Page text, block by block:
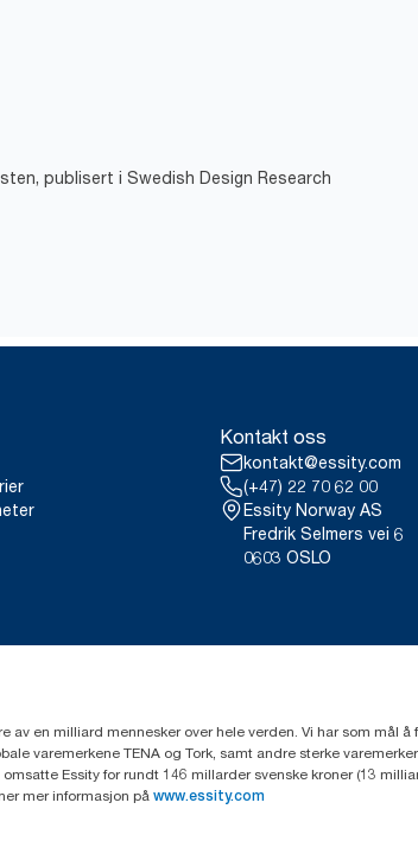
publisert i Swedish Design Research
Kontakt oss
kontakt@essity.com
(+47) 22 70 62 00
Essity Norway AS
Fredrik Selmers vei 6
0603 OSLO
en milliard mennesker over hele verden. Vi har som mål å
varemerkene TENA og Tork, samt andre sterke
Essity for rundt 146 millarder svenske kroner (13
mer informasjon på www.essity.com